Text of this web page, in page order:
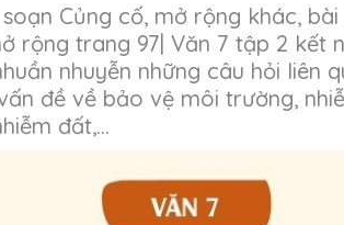
Củng cố, mở rộng khác,
rộng trang 97| Văn 7 tập 2 kết
nhuyễn những câu hỏi liên
đề về bảo vệ môi trường,
đất,...